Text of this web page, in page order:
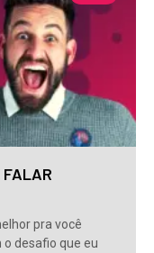
FALAR
pra você
o desafio que eu